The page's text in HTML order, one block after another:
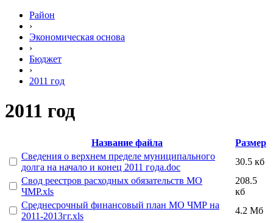
Район
›
Экономическая основа
›
Бюджет
›
2011 год
2011 год
Название файла
Размер
Сведения о верхнем пределе муниципального
долга на начало и конец 2011 года.doc
30.5 кб
Свод реестров расходных обязательств МО
ЧМР.xls
208.5
кб
Среднесрочный финансовый план МО ЧМР на
2011-2013гг.xls
4.2 Мб